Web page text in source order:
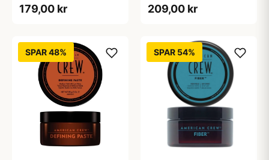
179,00 kr 209,00 kr
SPAR 48% SPAR 54%